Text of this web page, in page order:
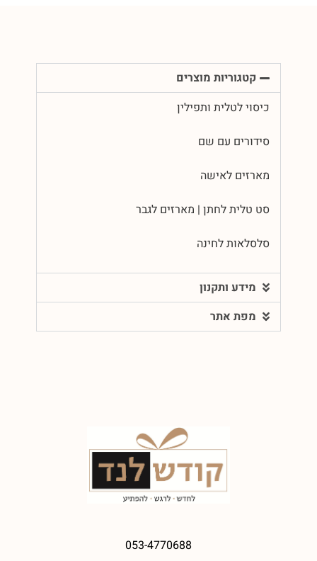
קטגוריות מוצרים
כיסוי לטלית ותפילין
סידורים עם שם
מארזים לאישה
סט טלית לחתן | מארזים לגבר
סלסלאות לחינה
מידע ותקנון
מפת אתר
053-4770688